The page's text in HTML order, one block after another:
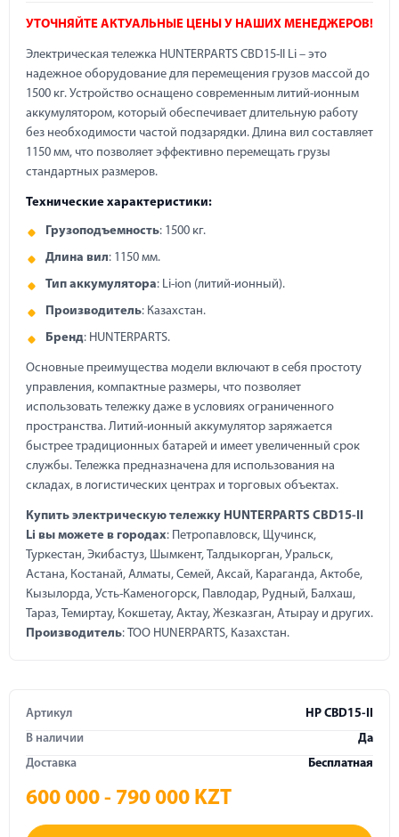
УТОЧНЯЙТЕ АКТУАЛЬНЫЕ ЦЕНЫ У НАШИХ МЕНЕДЖЕРОВ!
Электрическая тележка HUNTERPARTS CBD15-II Li – это
надежное оборудование для перемещения грузов массой до
1500 кг. Устройство оснащено современным литий-ионным
аккумулятором, который обеспечивает длительную работу
без необходимости частой подзарядки. Длина вил составляет
1150 мм, что позволяет эффективно перемещать грузы
стандартных размеров.
Технические характеристики:
Грузоподъемность: 1500 кг.
Длина вил: 1150 мм.
Тип аккумулятора: Li-ion (литий-ионный).
Производитель: Казахстан.
Бренд: HUNTERPARTS.
Основные преимущества модели включают в себя простоту
управления, компактные размеры, что позволяет
использовать тележку даже в условиях ограниченного
пространства. Литий-ионный аккумулятор заряжается
быстрее традиционных батарей и имеет увеличенный срок
службы. Тележка предназначена для использования на
складах, в логистических центрах и торговых объектах.
Купить электрическую тележку HUNTERPARTS CBD15-II
Li вы можете в городах: Петропавловск, Щучинск,
Туркестан, Экибастуз, Шымкент, Талдыкорган, Уральск,
Астана, Костанай, Алматы, Семей, Аксай, Караганда, Актобе,
Кызылорда, Усть-Каменогорск, Павлодар, Рудный, Балхаш,
Тараз, Темиртау, Кокшетау, Актау, Жезказган, Атырау и других.
Производитель: ТОО HUNERPARTS, Казахстан.
Артикул
HP CBD15-II
В наличии
Да
Доставка
Бесплатная
600 000 - 790 000 KZT